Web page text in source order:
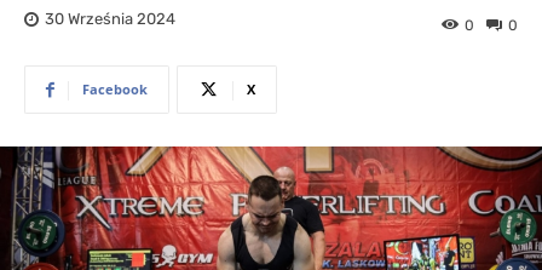
30 Września 2024 0
0
Facebook X